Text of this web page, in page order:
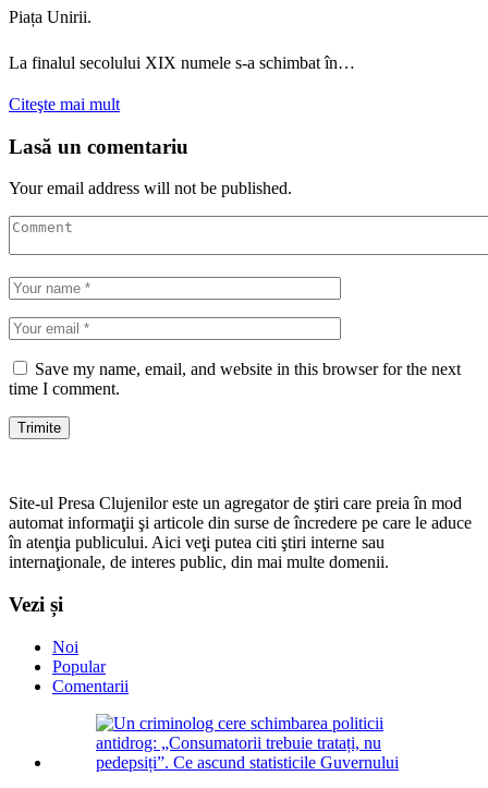
Piața Unirii.
La finalul secolului XIX numele s-a schimbat în…
Citeşte mai mult
Lasă un comentariu
Your email address will not be published.
Save my name, email, and website in this browser for the next
time I comment.
Site-ul Presa Clujenilor este un agregator de ştiri care preia în mod
automat informaţii şi articole din surse de încredere pe care le aduce
în atenţia publicului. Aici veţi putea citi ştiri interne sau
internaţionale, de interes public, din mai multe domenii.
Vezi și
Noi
Popular
Comentarii